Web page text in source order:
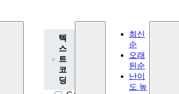
텍
스
트
코
딩
최신
순
오래
된순
난이
도 높